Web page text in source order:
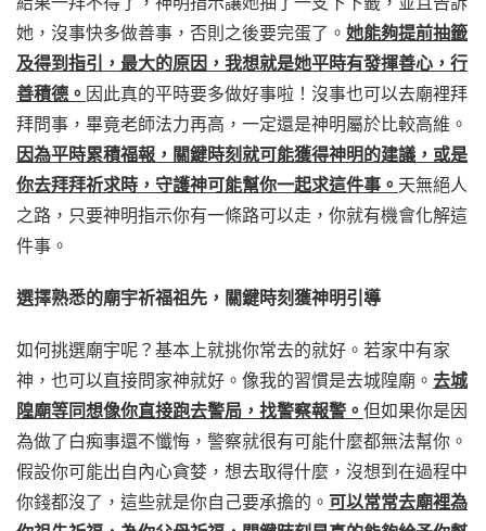
她，沒事快多做善事，否則之後要完蛋了。 她能夠提前抽籤
及得到指引，最大的原因，我想就是她平時有發揮善心，行
善積德。 因此真的平時要多做好事啦！沒事也可以去廟裡拜
拜問事，畢竟老師法力再高，一定還是神明屬於比較高維。
因為平時累積福報，關鍵時刻就可能獲得神明的建議，或是
你去拜拜祈求時，守護神可能幫你一起求這件事。 天無絕人
之路，只要神明指示你有一條路可以走，你就有機會化解這
件事。
選擇熟悉的廟宇祈福祖先，關鍵時刻獲神明引導
如何挑選廟宇呢？基本上就挑你常去的就好。若家中有家
神，也可以直接問家神就好。像我的習慣是去城隍廟。 去城
隍廟等同想像你直接跑去警局，找警察報警。 但如果你是因
為做了白痴事還不懺悔，警察就很有可能什麼都無法幫你。
假設你可能出自內心貪婪，想去取得什麼，沒想到在過程中
你錢都沒了，這些就是你自己要承擔的。 可以常常去廟裡為